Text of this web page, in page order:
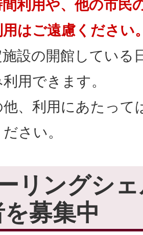
利用や、他の市民
用はご遠慮ください
設の開館している
用できます。
他、利用にあたって
さい。
リングシ
募集中